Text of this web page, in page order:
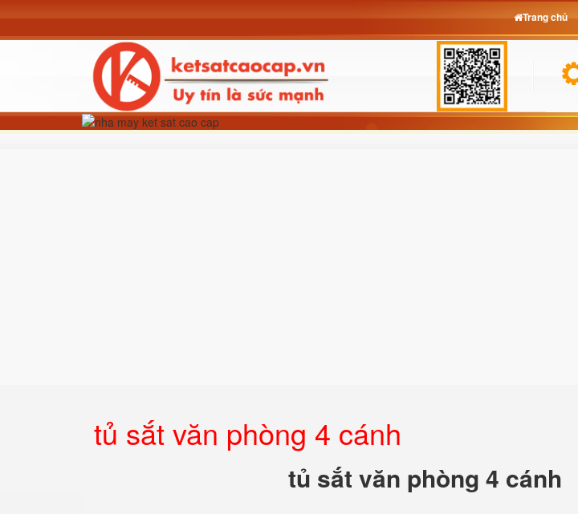
tủ sắt văn phòng 4 cánh
tủ sắt văn phòng 4 cánh
Trang chủ